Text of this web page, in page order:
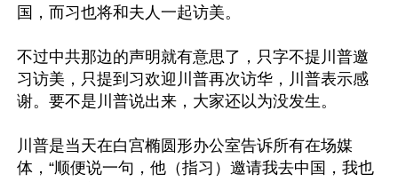
国，而习也将和夫人一起访美。
不过中共那边的声明就有意思了，只字不提川普邀
习访美，只提到习欢迎川普再次访华，川普表示感
谢。要不是川普说出来，大家还以为没发生。
川普是当天在白宫椭圆形办公室告诉所有在场媒
体，“顺便说一句，他（指习）邀请我去中国，我也